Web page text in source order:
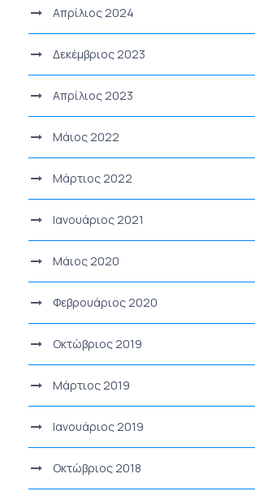
Απρίλιος 2024
Δεκέμβριος 2023
Απρίλιος 2023
Μάιος 2022
Μάρτιος 2022
Ιανουάριος 2021
Μάιος 2020
Φεβρουάριος 2020
Οκτώβριος 2019
Μάρτιος 2019
Ιανουάριος 2019
Οκτώβριος 2018